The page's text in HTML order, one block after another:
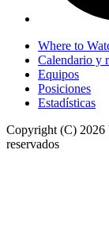
Where to
Calendario y
Equipos
Posiciones
Estadísticas
Copyright (C) 2026
reservados